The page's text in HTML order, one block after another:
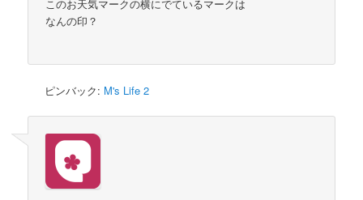
このお天気マークの横にでているマークは
なんの印？
ピンバック: M's Life 2